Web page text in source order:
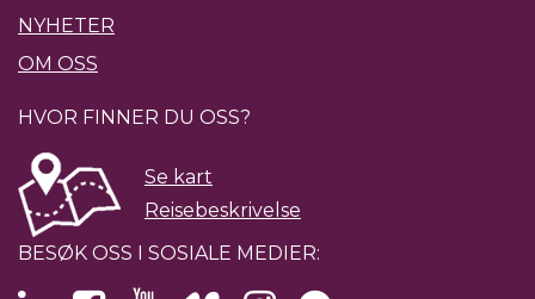
NYHETER
OM OSS
HVOR FINNER DU OSS?
Se kart
Reisebeskrivelse
BESØK OSS I SOSIALE MEDIER: